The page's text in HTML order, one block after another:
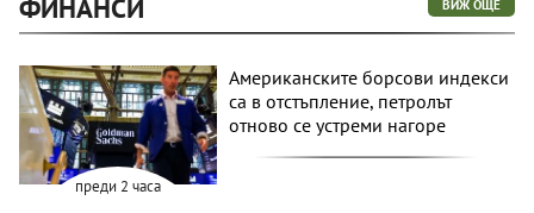
ФИНАНСИ ВИЖ ОЩЕ
преди 2 часа
Американските борсови индекси
са в отстъпление, петролът
отново се устреми нагоре